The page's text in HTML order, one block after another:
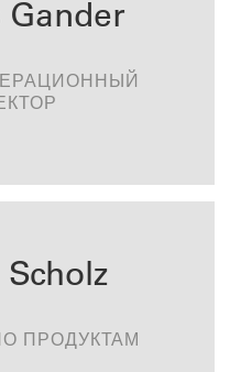
Scholz
ПРОДУКТАМ